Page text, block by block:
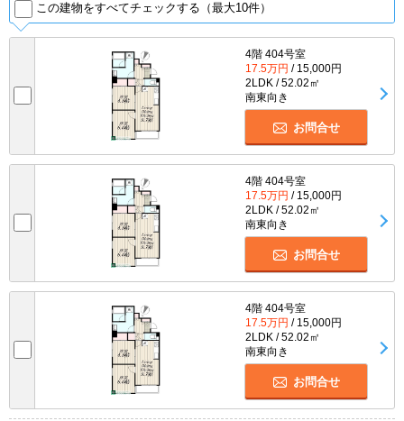
この建物をすべてチェックする（最大10件）
4階 404号室
17.5万円 / 15,000円
2LDK / 52.02㎡
南東向き
お問合せ
4階 404号室
17.5万円 / 15,000円
2LDK / 52.02㎡
南東向き
お問合せ
4階 404号室
17.5万円 / 15,000円
2LDK / 52.02㎡
南東向き
お問合せ